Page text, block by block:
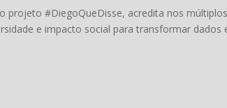
projeto #DiegoQueDisse, acredita nos
e impacto social para transformar dados